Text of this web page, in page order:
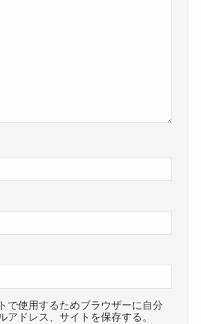
で使用するためブラウザーに自分
アドレス、サイトを保存する。